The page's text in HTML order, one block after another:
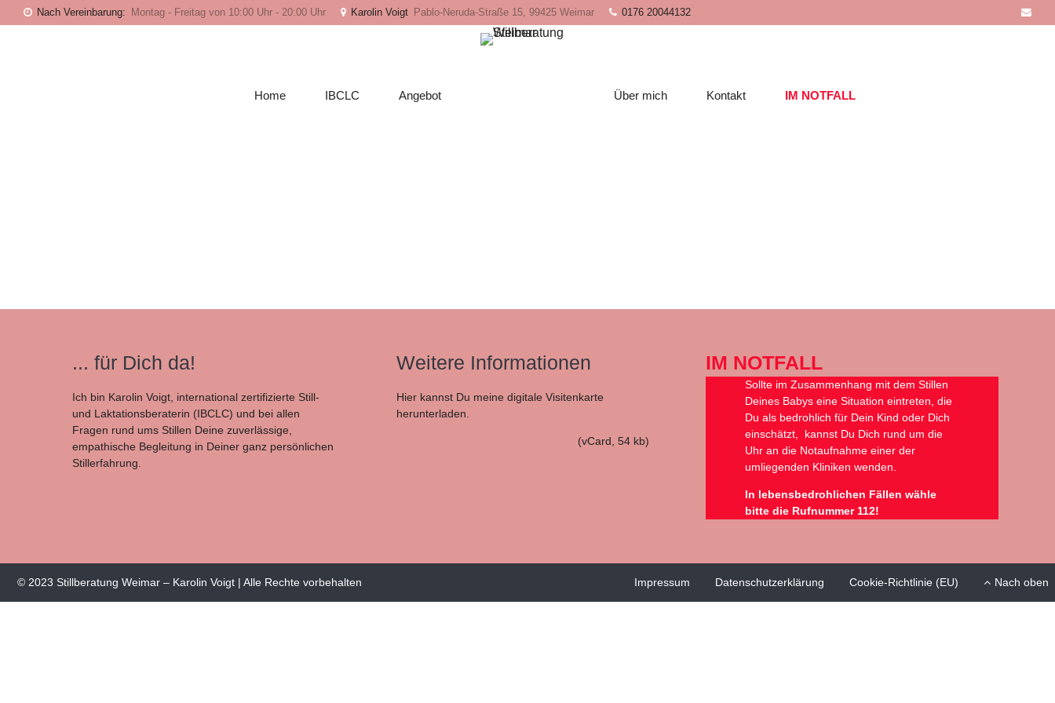
Nach Vereinbarung: Montag - Freitag von 10:00 Uhr - 20:00 Uhr Karolin Voigt Pablo-Neruda-Straße 15, 99425 Weimar 0176 20044132
Home IBCLC Angebot Über mich Kontakt IM NOTFALL
... für Dich da!
Ich bin Karolin Voigt, international zertifizierte Still-
und Laktationsberaterin (IBCLC) und bei allen
Fragen rund ums Stillen Deine zuverlässige,
empathische Begleitung in Deiner ganz persönlichen
Stillerfahrung.
Weitere Informationen
Hier kannst Du meine digitale Visitenkarte
herunterladen.
(vCard, 54 kb)
IM NOTFALL
Sollte im Zusammenhang mit dem Stillen
Deines Babys eine Situation eintreten, die
Du als bedrohlich für Dein Kind oder Dich
einschätzt, kannst Du Dich rund um die
Uhr an die Notaufnahme einer der
umliegenden Kliniken wenden.
In lebensbedrohlichen Fällen wähle
bitte die Rufnummer 112!
© 2023 Stillberatung Weimar – Karolin Voigt | Alle Rechte vorbehalten Impressum Datenschutzerklärung Cookie-Richtlinie (EU) Nach oben